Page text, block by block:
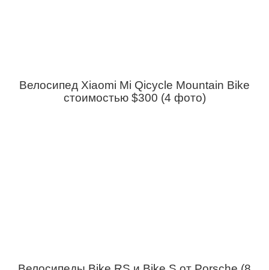
Велосипед Xiaomi Mi Qicycle Mountain Bike
стоимостью $300 (4 фото)